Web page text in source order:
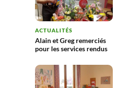
ACTUALITÉS
Alain et Greg remerciés
pour les services rendus